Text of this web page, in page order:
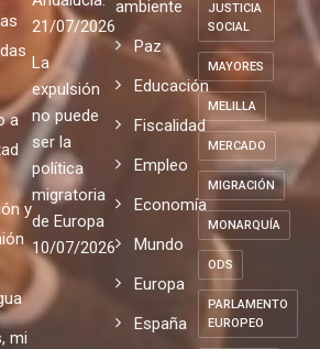
a
y
mi
21/07/2026
La
expulsión
no puede
ser la
política
migratoria
de Europa
10/07/2026
ambiente
Paz
Educación
Fiscalidad
Empleo
Economía
Mundo
Europa
España
JUSTICIA
SOCIAL
MAYORES
MELILLA
MERCADO
MIGRACIÓN
MONARQUÍA
ODS
PARLAMENTO
EUROPEO